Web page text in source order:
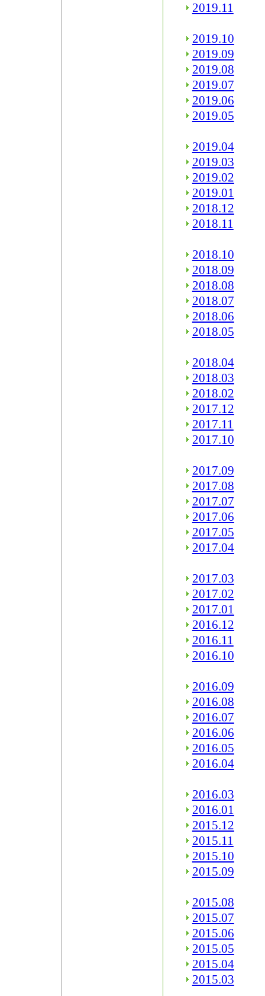
2019.11
2019.10
2019.09
2019.08
2019.07
2019.06
2019.05
2019.04
2019.03
2019.02
2019.01
2018.12
2018.11
2018.10
2018.09
2018.08
2018.07
2018.06
2018.05
2018.04
2018.03
2018.02
2017.12
2017.11
2017.10
2017.09
2017.08
2017.07
2017.06
2017.05
2017.04
2017.03
2017.02
2017.01
2016.12
2016.11
2016.10
2016.09
2016.08
2016.07
2016.06
2016.05
2016.04
2016.03
2016.01
2015.12
2015.11
2015.10
2015.09
2015.08
2015.07
2015.06
2015.05
2015.04
2015.03